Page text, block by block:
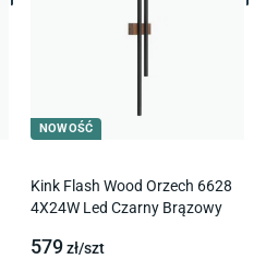
NOWOŚĆ
Kink Flash Wood Orzech 6628
4X24W Led Czarny Brązowy
579zł/szt